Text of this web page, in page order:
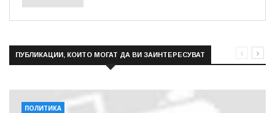
ПУБЛИКАЦИИ, КОИТО МОГАТ ДА ВИ ЗАИНТЕРЕСУВАТ
ПОЛИТИКА